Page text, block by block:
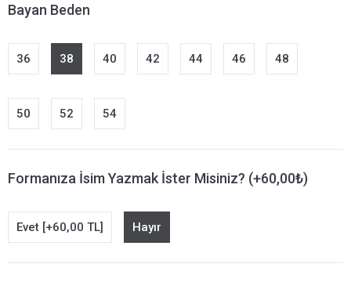
Bayan Beden
36 38 40 42 44 46 48
50 52 54
Formanıza İsim Yazmak İster Misiniz? (+60,00₺)
Evet [+60,00 TL] Hayır